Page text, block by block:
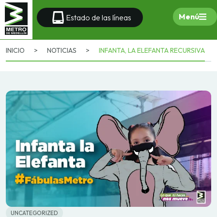
Estado de las líneas Menú
INICIO > NOTICIAS > INFANTA, LA ELEFANTA RECURSIVA
UNCATEGORIZED